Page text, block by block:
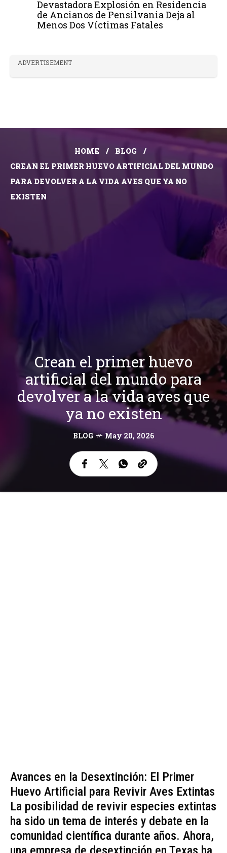
Devastadora Explosión en Residencia
de Ancianos de Pensilvania Deja al
Menos Dos Víctimas Fatales
ADVERTISEMENT
HOME
BLOG
CREAN EL PRIMER HUEVO ARTIFICIAL DEL MUNDO
PARA DEVOLVER A LA VIDA AVES QUE YA NO
EXISTEN
Crean el primer huevo
artificial del mundo para
devolver a la vida aves que
ya no existen
BLOG May 20, 2026
Avances en la Desextinción: El Primer
Huevo Artificial para Revivir Aves Extintas
La posibilidad de revivir especies extintas
ha sido un tema de interés y debate en la
comunidad científica durante años. Ahora,